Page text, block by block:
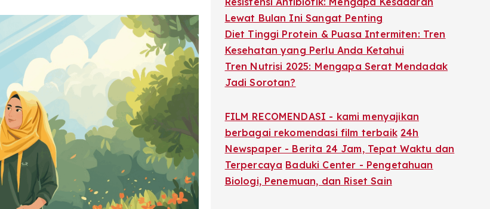
Lewat Bulan Ini Sangat Penting
Diet Tinggi Protein & Puasa Intermiten: Tren
Kesehatan yang Perlu Anda Ketahui
Tren Nutrisi 2025: Mengapa Serat Mendadak
Jadi Sorotan?
FILM RECOMENDASI - kami menyajikan
berbagai rekomendasi film terbaik 24h
Newspaper - Berita 24 Jam, Tepat Waktu dan
Terpercaya Baduki Center - Pengetahuan
Biologi, Penemuan, dan Riset Sain